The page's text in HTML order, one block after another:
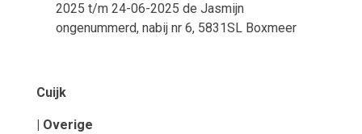
2025 t/m 24-06-2025 de Jasmijn
ongenummerd, nabij nr 6, 5831SL Boxmeer
Cuijk
| Overige